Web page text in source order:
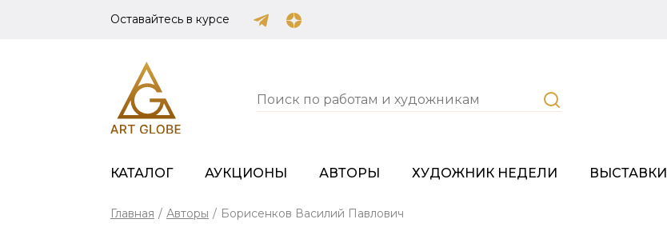
Оставайтесь в курсе
КАТАЛОГ АУКЦИОНЫ АВТОРЫ ХУДОЖНИК НЕДЕЛИ ВЫСТАВКИ
Главная / Авторы / Борисенков Василий Павлович